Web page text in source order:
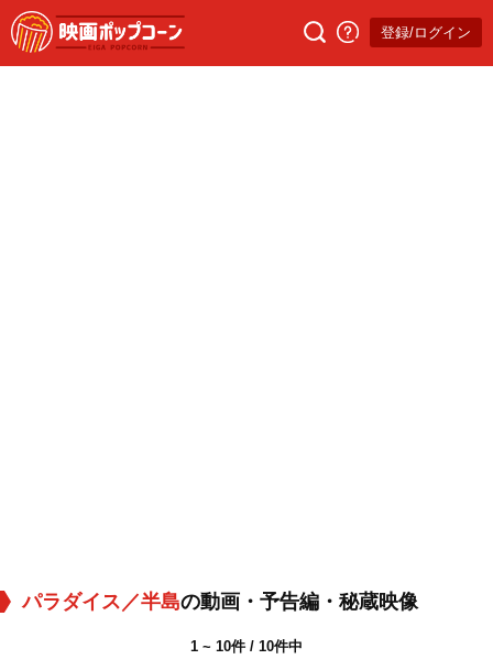
登録/ログイン
パラダイス／半島の動画・予告編・秘蔵映像
1 ~ 10件 / 10件中